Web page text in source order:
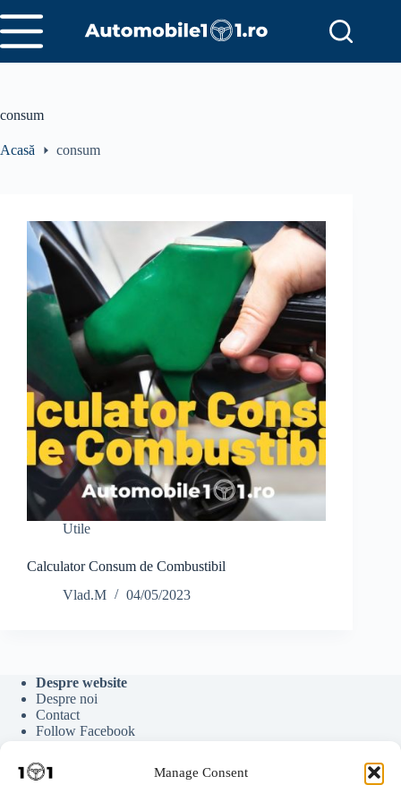
Manage Consent
la
conținut
consum
Acasă consum
Utile
Calculator Consum de Combustibil
Vlad.M
04/05/2023
Despre website
Despre noi
Contact
Follow Facebook
Follow Youtube
Follow Tiktok